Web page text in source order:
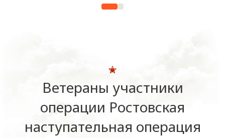
Ветераны участники
операции Ростовская
наступательная операция